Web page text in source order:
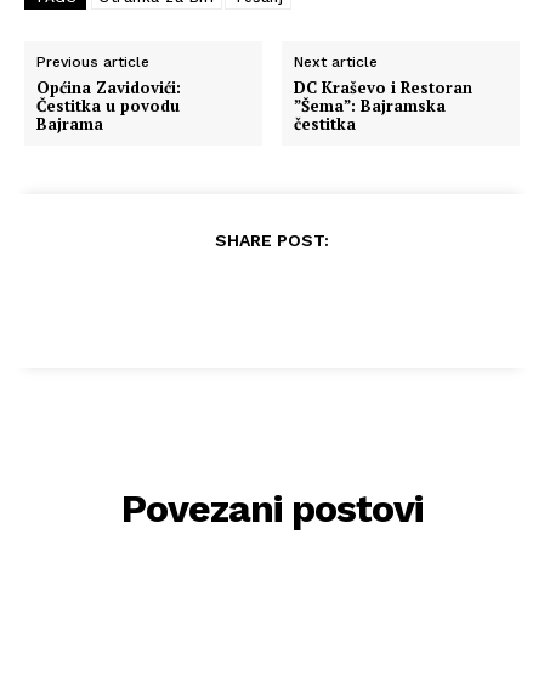
Previous article
Općina Zavidovići:
Čestitka u povodu
Bajrama
Next article
DC Kraševo i Restoran
”Šema”: Bajramska
čestitka
SHARE POST:
Povezani postovi